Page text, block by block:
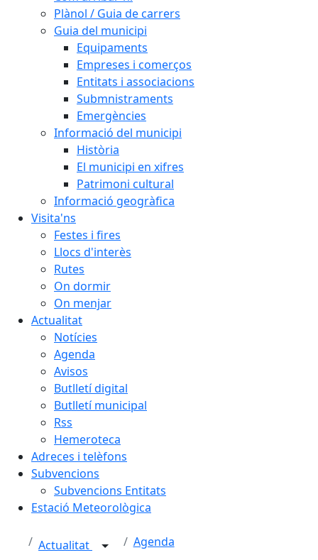
Plànol / Guia de carrers
Guia del municipi
Equipaments
Empreses i comerços
Entitats i associacions
Submnistraments
Emergències
Informació del municipi
Història
El municipi en xifres
Patrimoni cultural
Informació geogràfica
Visita'ns
Festes i fires
Llocs d'interès
Rutes
On dormir
On menjar
Actualitat
Notícies
Agenda
Avisos
Butlletí digital
Butlletí municipal
Rss
Hemeroteca
Adreces i telèfons
Subvencions
Subvencions Entitats
Estació Meteorològica
Actualitat Agenda